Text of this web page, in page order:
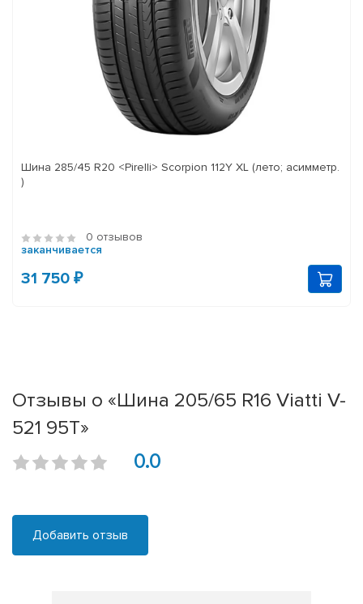
Шина 285/45 R20 <Pirelli> Scorpion 112Y XL (лето; асимметр.
)
0 отзывов
заканчивается
31 750 ₽
Отзывы о «Шина 205/65 R16 Viatti V-
521 95Т»
0.0
Добавить отзыв